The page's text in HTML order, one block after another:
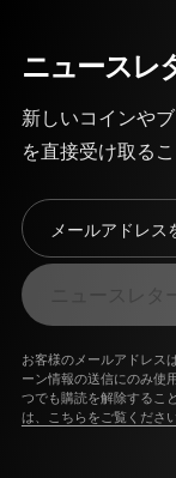
ニュースレ
新しいコインや
を直接受け取る
メールアドレス
お客様のメールアドレス
ーン情報の送信にのみ使
つでも購読を解除するこ
は、こちらをご覧ください